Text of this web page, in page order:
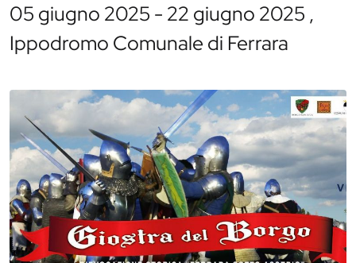
05 giugno 2025 - 22 giugno 2025 ,
Ippodromo Comunale di Ferrara